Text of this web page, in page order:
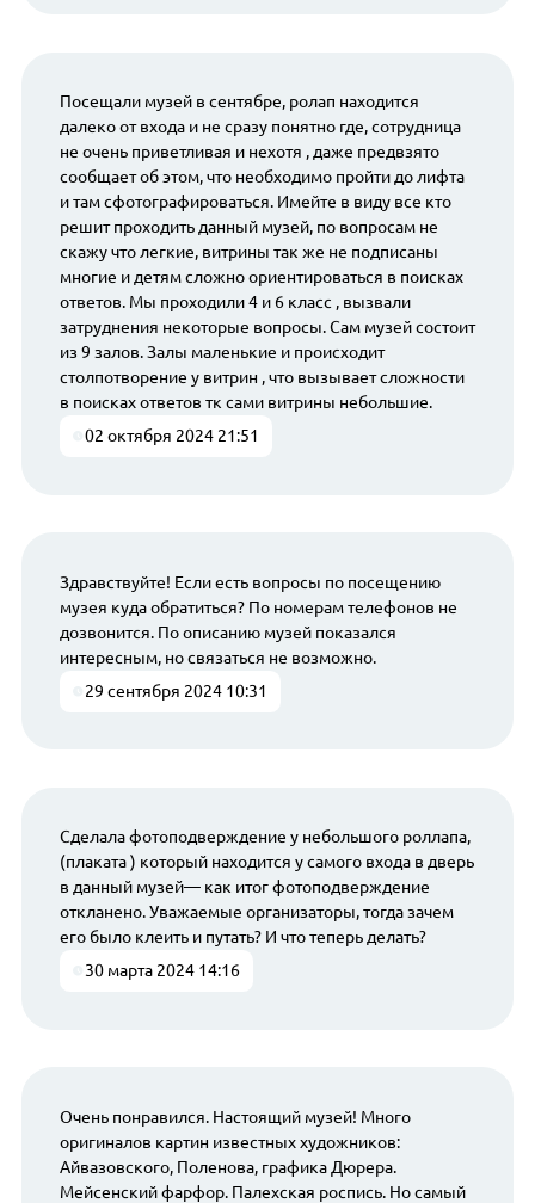
Посещали музей в сентябре, ролап находится
далеко от входа и не сразу понятно где, сотрудница
не очень приветливая и нехотя , даже предвзято
сообщает об этом, что необходимо пройти до лифта
и там сфотографироваться. Имейте в виду все кто
решит проходить данный музей, по вопросам не
скажу что легкие, витрины так же не подписаны
многие и детям сложно ориентироваться в поисках
ответов. Мы проходили 4 и 6 класс , вызвали
затруднения некоторые вопросы. Сам музей состоит
из 9 залов. Залы маленькие и происходит
столпотворение у витрин , что вызывает сложности
в поисках ответов тк сами витрины небольшие.
02 октября 2024 21:51
Здравствуйте! Если есть вопросы по посещению
музея куда обратиться? По номерам телефонов не
дозвонится. По описанию музей показался
интересным, но связаться не возможно.
29 сентября 2024 10:31
Сделала фотоподверждение у небольшого роллапа,
(плаката ) который находится у самого входа в дверь
в данный музей— как итог фотоподверждение
откланено. Уважаемые организаторы, тогда зачем
его было клеить и путать? И что теперь делать?
30 марта 2024 14:16
Очень понравился. Настоящий музей! Много
оригиналов картин известных художников:
Айвазовского, Поленова, графика Дюрера.
Мейсенский фарфор. Палехская роспись. Но самый